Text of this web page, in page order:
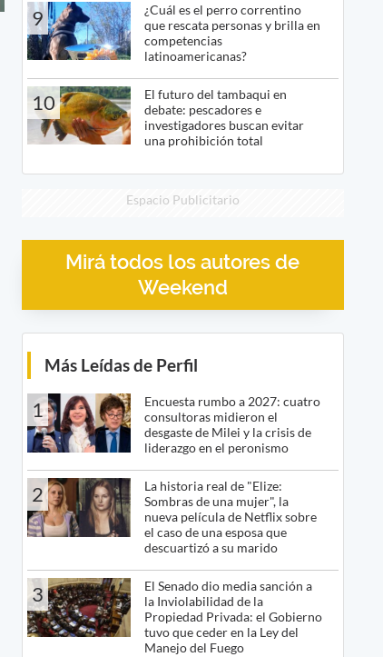
9
¿Cuál es el perro correntino
que rescata personas y brilla en
competencias
latinoamericanas?
10
El futuro del tambaqui en
debate: pescadores e
investigadores buscan evitar
una prohibición total
Espacio Publicitario
Mirá todos los autores de
Weekend
Más Leídas de Perfil
1
Encuesta rumbo a 2027: cuatro
consultoras midieron el
desgaste de Milei y la crisis de
liderazgo en el peronismo
2
La historia real de "Elize:
Sombras de una mujer", la
nueva película de Netflix sobre
el caso de una esposa que
descuartizó a su marido
3
El Senado dio media sanción a
la Inviolabilidad de la
Propiedad Privada: el Gobierno
tuvo que ceder en la Ley del
Manejo del Fuego